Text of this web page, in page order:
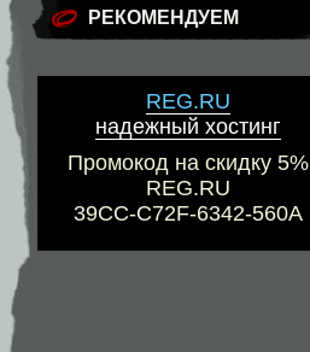
РЕКОМЕНДУЕМ
REG.RU
надежный хостинг
Промокод на скидку 5%
REG.RU
39CC-C72F-6342-560A